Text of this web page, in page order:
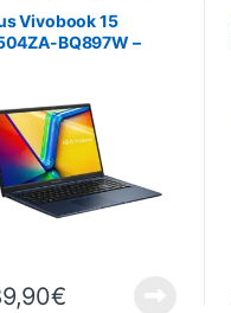
Vivobook 15
BQ897W –
cm (15.6″) –
11 Home
€